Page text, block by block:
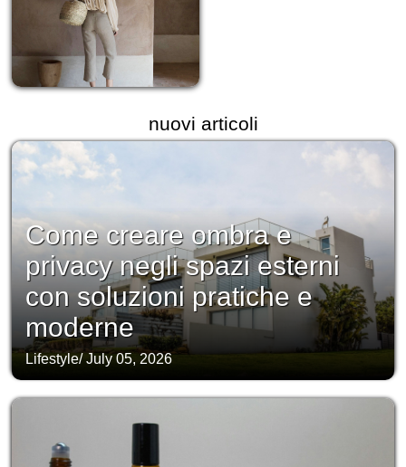
nuovi articoli
Come creare ombra e
privacy negli spazi esterni
con soluzioni pratiche e
moderne
Lifestyle/July 05, 2026